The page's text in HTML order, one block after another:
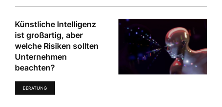
Künstliche Intelligenz
ist großartig, aber
welche Risiken sollten
Unternehmen
beachten?
BERATUNG